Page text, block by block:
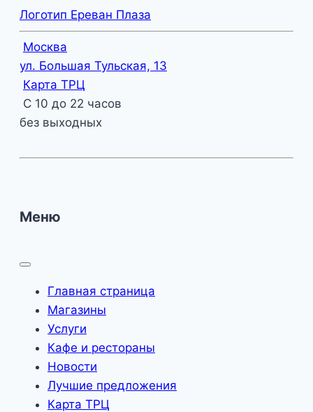
Логотип Ереван Плаза
Москва
ул. Большая Тульская, 13
Карта ТРЦ
С 10 до 22 часов
без выходных
Меню
Главная страница
Магазины
Услуги
Кафе и рестораны
Новости
Лучшие предложения
Карта ТРЦ